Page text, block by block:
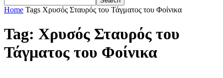
Home Tags Χρυσός Σταυρός του Τάγματος του Φοίνικα
Tag: Χρυσός Σταυρός του
Τάγματος του Φοίνικα